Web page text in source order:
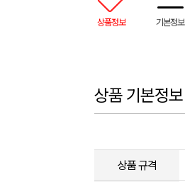
상품정보 기본정보
상품 기본정보
상품 규격